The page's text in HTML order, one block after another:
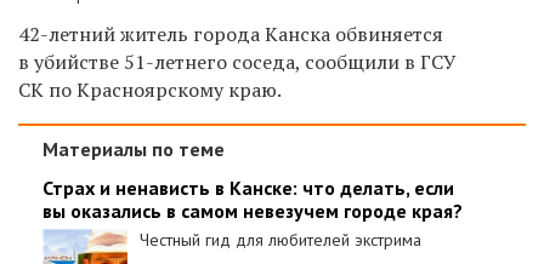
42-летний житель города Канска обвиняется
в убийстве 51-летнего соседа, сообщили в ГСУ
СК по Красноярскому краю.
Материалы по теме
Страх и ненависть в Канске: что делать, если
вы оказались в самом невезучем городе края?
Честный гид для любителей экстрима